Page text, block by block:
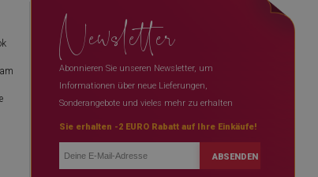
Newsletter
Abonnieren Sie unseren Newsletter, um
Informationen über neue Lieferungen,
Sonderangebote und vieles mehr zu erhalten
Sie erhalten -2 EURO Rabatt auf Ihre Einkäufe!
ABSENDEN